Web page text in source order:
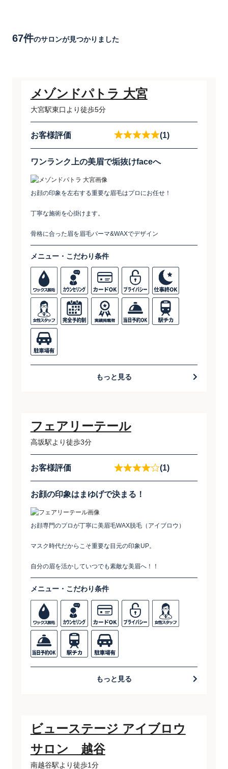
67件のサロンが見つかりました
メゾンドパトラ 大宮
大宮駅東口より徒歩5分
お客様評価 (1)
ワンランク上の美眉で垢抜けfaceへ
お顔の印象を左右する重要な眉毛はプロにお任せ！
丁寧な施術を心掛けます。
骨格に合った眉を眉毛パーマ&WAXでデザイン
メニュー・こだわり条件
もっと見る
フェアリーテール
高坂駅より徒歩3分
お客様評価 (1)
お顔の印象はまゆげで決まる！
お顔専門のプロが丁寧に美眉毛WAX脱毛（アイブロウ）
マスク時代だからこそ重要な目元の印象UP。
自分の眉を活かしていつでも素敵な美眉へ！！
メニュー・こだわり条件
もっと見る
ビューステージ アイブロウ
サロン 越谷
南越谷駅より徒歩1分